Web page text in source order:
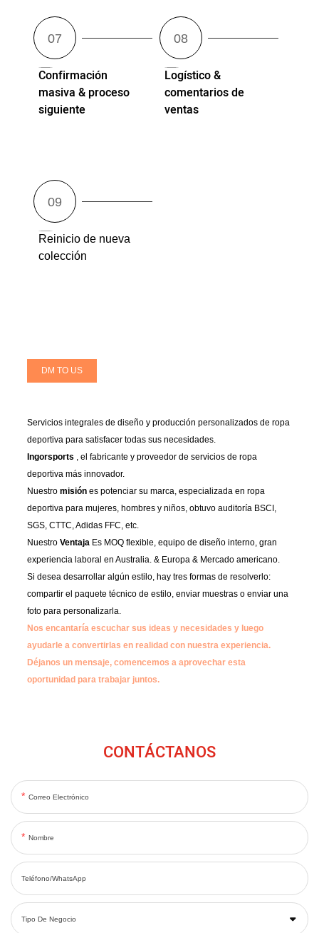
Confirmación
masiva & proceso
siguiente
Logístico &
comentarios de
ventas
Reinicio de nueva
colección
DM TO US
Servicios integrales de diseño y producción personalizados de ropa
deportiva para satisfacer todas sus necesidades.
Ingorsports , el fabricante y proveedor de servicios de ropa
deportiva más innovador.
Nuestromisiónes potenciar su marca, especializada en ropa
deportiva para mujeres, hombres y niños, obtuvo auditoría BSCI,
SGS, CTTC, Adidas FFC, etc.
NuestroVentaja Es MOQ flexible, equipo de diseño interno, gran
experiencia laboral en Australia. & Europa & Mercado americano.
Si desea desarrollar algún estilo, hay tres formas de resolverlo:
compartir el paquete técnico de estilo, enviar muestras o enviar una
foto para personalizarla.
Nos encantaría escuchar sus ideas y necesidades y luego
ayudarle a convertirlas en realidad con nuestra experiencia.
Déjanos un mensaje, comencemos a aprovechar esta
oportunidad para trabajar juntos.
CONTÁCTANOS
Correo Electrónico
Nombre
Teléfono/WhatsApp
Tipo De Negocio